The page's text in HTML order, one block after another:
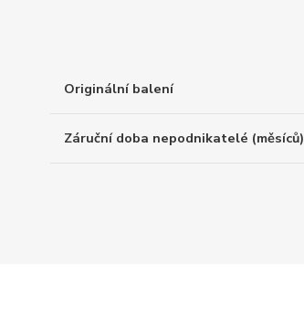
Originální balení
Záruční doba nepodnikatelé (měsíců)